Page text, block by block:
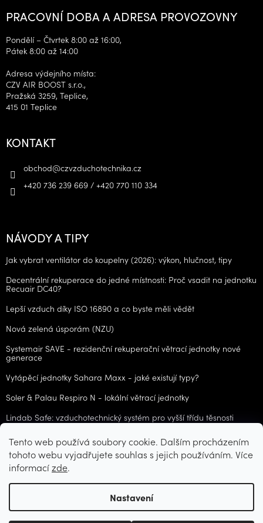
Tento web používá soubory cookie. Dalším procházením
tohoto webu vyjadřujete souhlas s jejich používáním. Více
informacízde.
Nastavení
PRACOVNÍ DOBA A ADRESA PROVOZOVNY
Pondělí – Čtvrtek 8:00 až 16:00,
Pátek 8:00 až 14:00
Adresa výdejního místa:
CZV AIR BOOST s.r.o.,
Pražská 3259, Teplice,
415 01 Teplice
KONTAKT
obchod@czvzduchotechnika.cz
+420 736 239 669 / +420 770 110 334
NÁVODY A TIPY
Jak vybrat ventilátor do koupelny (2026): výkon, hlučnost, tipy
Decentrální rekuperace do jedné místnosti: Proč vsadit na jednotku
Recuair DC40?
Lepší vzduch díky ISO 16890 a co byste měli vědět
Nová zelená úsporám (NZU)
Systemair SAVE - rezidenční rekuperační větrací jednotky nové
generace
Vytápěcí jednotky Sahara Maxx - jaké existují typy?
Soler & Palau Respiro N - lokální větrací jednotky
Lindab Safe: vzduchotechnický systém pro vyšší třídu těsnosti
ARCHIV
Vytvořil Shoptet